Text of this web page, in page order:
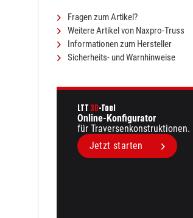
Fragen zum Artikel?
Weitere Artikel von Naxpro-Truss
Informationen zum Hersteller
Sicherheits- und Warnhinweise
LTT 3D-Tool
Online-Konfigurator
für Traversen­konstruktionen.
Jetzt starten